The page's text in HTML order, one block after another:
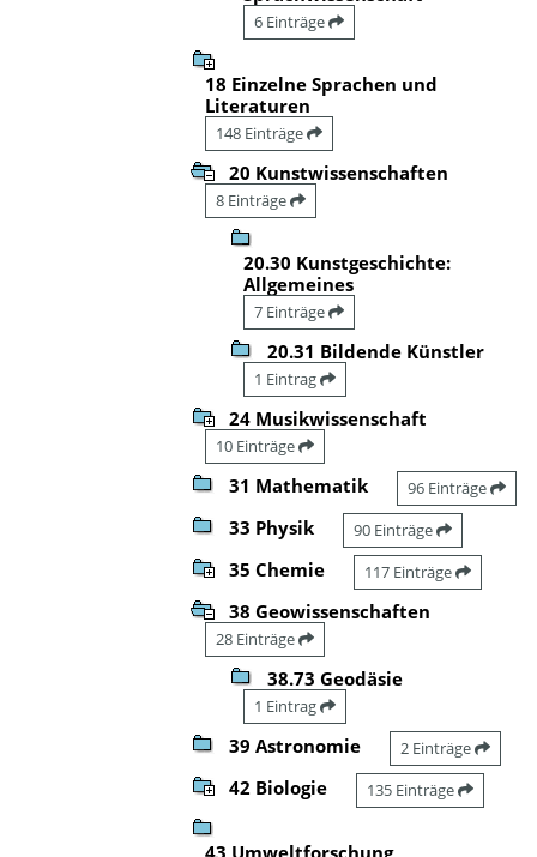
6 Einträge
18 Einzelne Sprachen und
Literaturen
148 Einträge
20 Kunstwissenschaften
8 Einträge
20.30 Kunstgeschichte:
Allgemeines
7 Einträge
20.31 Bildende Künstler
1 Eintrag
24 Musikwissenschaft
10 Einträge
31 Mathematik 96 Einträge
33 Physik 90 Einträge
35 Chemie 117 Einträge
38 Geowissenschaften
28 Einträge
38.73 Geodäsie
1 Eintrag
39 Astronomie 2 Einträge
42 Biologie 135 Einträge
43 Umweltforschung,